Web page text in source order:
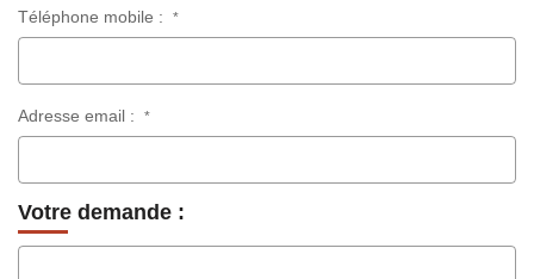
Téléphone mobile : *
Adresse email : *
Votre demande :